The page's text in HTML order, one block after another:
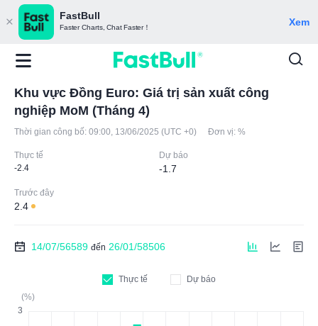
FastBull
Faster Charts, Chat Faster！ Xem
Khu vực Đồng Euro: Giá trị sản xuất công
nghiệp MoM (Tháng 4)
Thời gian công bố: 09:00, 13/06/2025 (UTC +0) Đơn vị: %
Thực tế
-2.4
Dự báo
-1.7
Trước đây
2.4
14/07/56589 đến 26/01/58506
Thực tế
Dự báo
(%)